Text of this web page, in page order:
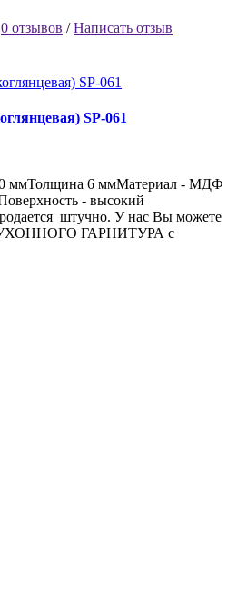
0 отзывов /Написать отзыв
SP-061
ммТолщина 6 ммМатериал - МДФ
- высокий
штучно. У нас Вы можете
КУХОННОГО ГАРНИТУРА с